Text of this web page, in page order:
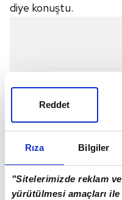
Rıza Bilgiler
"Sitelerimizde reklam
yürütülmesi amaçları
Reddet
diye konuştu.